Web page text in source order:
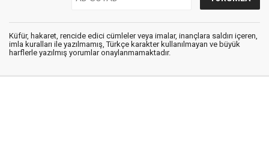
Küfür, hakaret, rencide edici cümleler veya imalar, inançlara saldırı içeren,
imla kuralları ile yazılmamış, Türkçe karakter kullanılmayan ve büyük
harflerle yazılmış yorumlar onaylanmamaktadır.